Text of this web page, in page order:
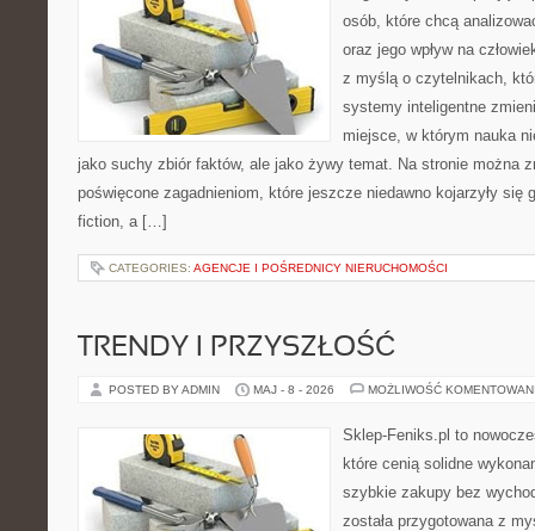
osób, które chcą
oraz jego wpływ na
z myślą o czytelnikach,
systemy inteligentne
miejsce, w którym nauka
jako suchy zbiór faktów, ale jako żywy temat. Na stronie można
poświęcone zagadnieniom, które jeszcze niedawno kojarzyły się
fiction, a […]
CATEGORIES: AGENCJE I POŚREDNICY NIERUCHOMOŚCI
TRENDY I PRZYSZŁOŚĆ
POSTED BY ADMIN MAJ - 8 - 2026 MOŻLIWOŚĆ
Sklep-Feniks.pl to
które cenią solidne
szybkie zakupy bez
została przygotowana z